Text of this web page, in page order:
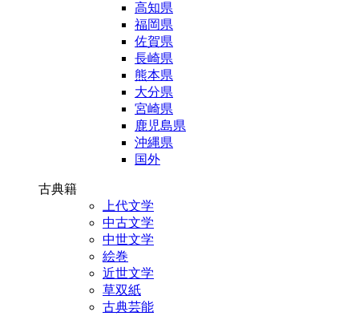
高知県
福岡県
佐賀県
長崎県
熊本県
大分県
宮崎県
鹿児島県
沖縄県
国外
古典籍
上代文学
中古文学
中世文学
絵巻
近世文学
草双紙
古典芸能